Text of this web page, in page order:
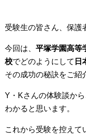
受験生の皆さん、保護
今回は、 平塚学園高等
校でどのようにして 日
その成功の秘訣をご紹
Y・Kさんの体験談か
わかると思います。
これから受験を控えて